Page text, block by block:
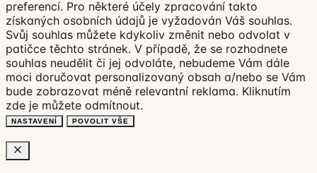
preferencí. Pro některé účely zpracování takto
získaných osobních údajů je vyžadován Váš souhlas.
Svůj souhlas můžete kdykoliv změnit nebo odvolat v
patičce těchto stránek. V případě, že se rozhodnete
souhlas neudělit či jej odvoláte, nebudeme Vám dále
moci doručovat personalizovaný obsah a/nebo se Vám
bude zobrazovat méně relevantní reklama. Kliknutím
zde je můžete odmítnout.
NASTAVENÍ POVOLIT VŠE